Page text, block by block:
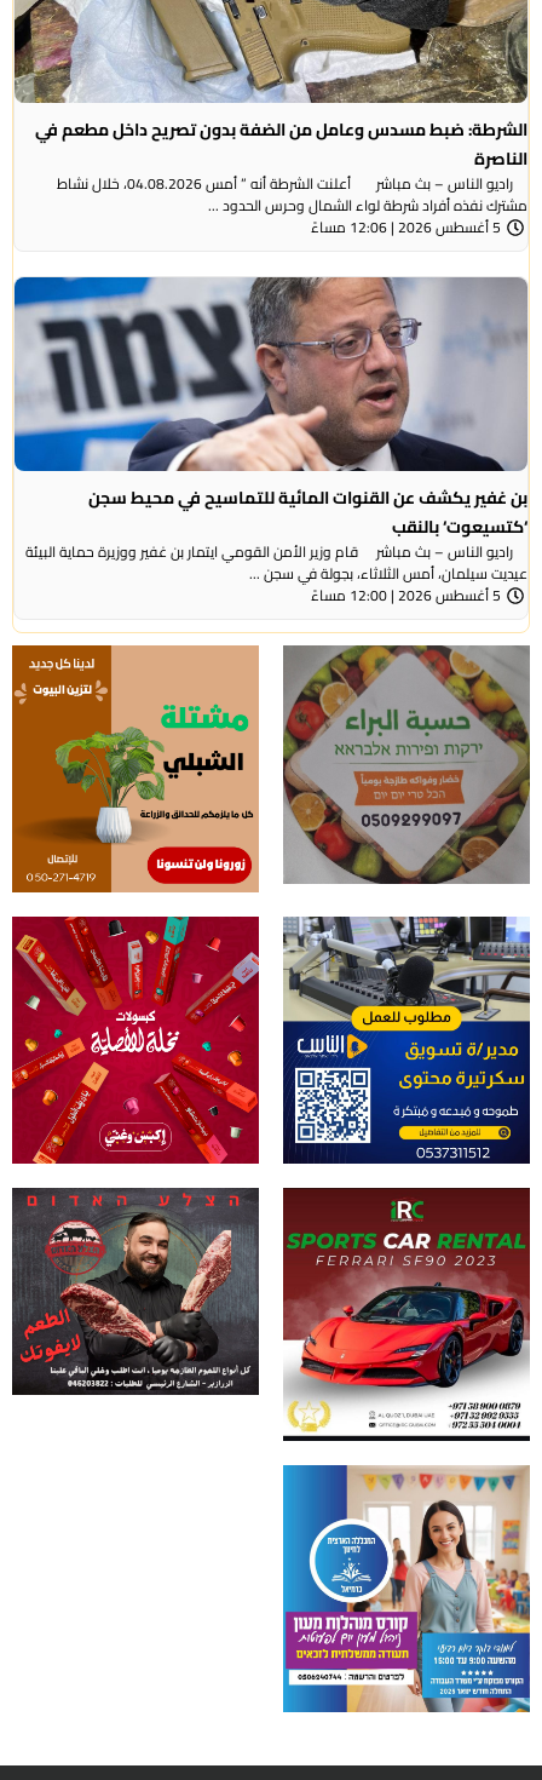
الشرطة: ضبط مسدس وعامل من الضفة بدون تصريح داخل مطعم في
الناصرة
راديو الناس – بث مباشر أعلنت الشرطة أنه ” أمس 04.08.2026، خلال نشاط
مشترك نفذه أفراد شرطة لواء الشمال وحرس الحدود ...
5 أغسطس 2026 | 12:06 مساءً
بن غفير يكشف عن القنوات المائية للتماسيح في محيط سجن
‘كتسيعوت‘ بالنقب
راديو الناس – بث مباشر قام وزير الأمن القومي ايتمار بن غفير ووزيرة حماية البيئة
عيديت سيلمان، أمس الثلاثاء، بجولة في سجن ...
5 أغسطس 2026 | 12:00 مساءً